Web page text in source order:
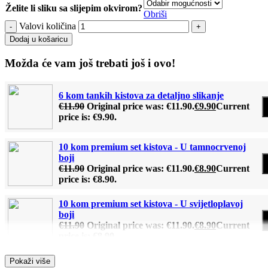
Želite li sliku sa slijepim okvirom?
Obriši
Valovi količina
Dodaj u košaricu
Možda će vam još trebati još i ovo!
6 kom tankih kistova za detaljno slikanje
€11.90 Original price was: €11.90.€9.90Current
price is: €9.90.
10 kom premium set kistova - U tamnocrvenoj
boji
€11.90 Original price was: €11.90.€8.90Current
price is: €8.90.
10 kom premium set kistova - U svijetloplavoj
boji
€11.90 Original price was: €11.90.€8.90Current
Pokaži više